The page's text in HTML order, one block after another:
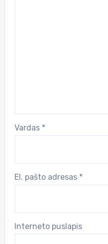
Vardas *
El. pašto adresas *
Interneto puslapis